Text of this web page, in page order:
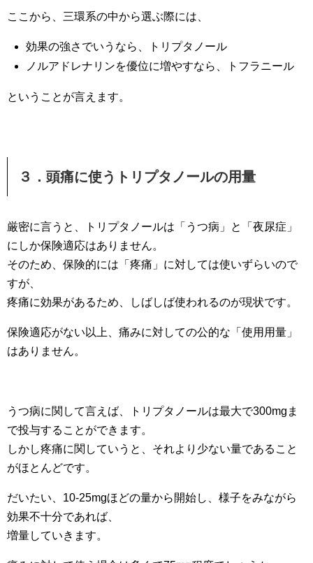
ここから、三環系の中から選ぶ際には、
効果の強さでいうなら、トリプタノール
ノルアドレナリンを優位に増やすなら、トフラニール
ということが言えます。
３．頭痛に使うトリプタノールの用量
厳密に言うと、トリプタノールは「うつ病」と「夜尿症」
にしか保険適応はありません。
そのため、保険的には「疼痛」に対しては使いずらいので
すが、
疼痛に効果があるため、しばしば使われるのが現状です。
保険適応がない以上、痛みに対しての公的な「使用用量」
はありません。
うつ病に関して言えば、トリプタノールは最大で300mgま
で投与することができます。
しかし疼痛に関していうと、それより少ない量であること
がほとんどです。
だいたい、10-25mgほどの量から開始し、様子をみながら
効果不十分であれば、
増量していきます。